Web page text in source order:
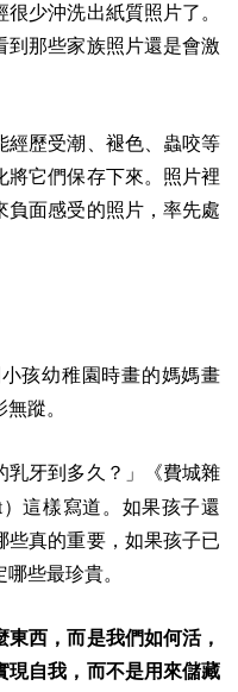
少沖洗出紙質照片了。
到那些家族照片還是會激
經歷受潮、褪色、蟲咬等
將它們保存下來。照片裡
負面感受的照片，率先處
孩幼稚園時畫的媽媽畫
蹤。
乳牙到多久？」《費城雜
）這樣寫道。如果孩子還
些真的重要，如果孩子已
些最珍貴。
西，而是我們如何活，
現自我，而不是用來儲藏